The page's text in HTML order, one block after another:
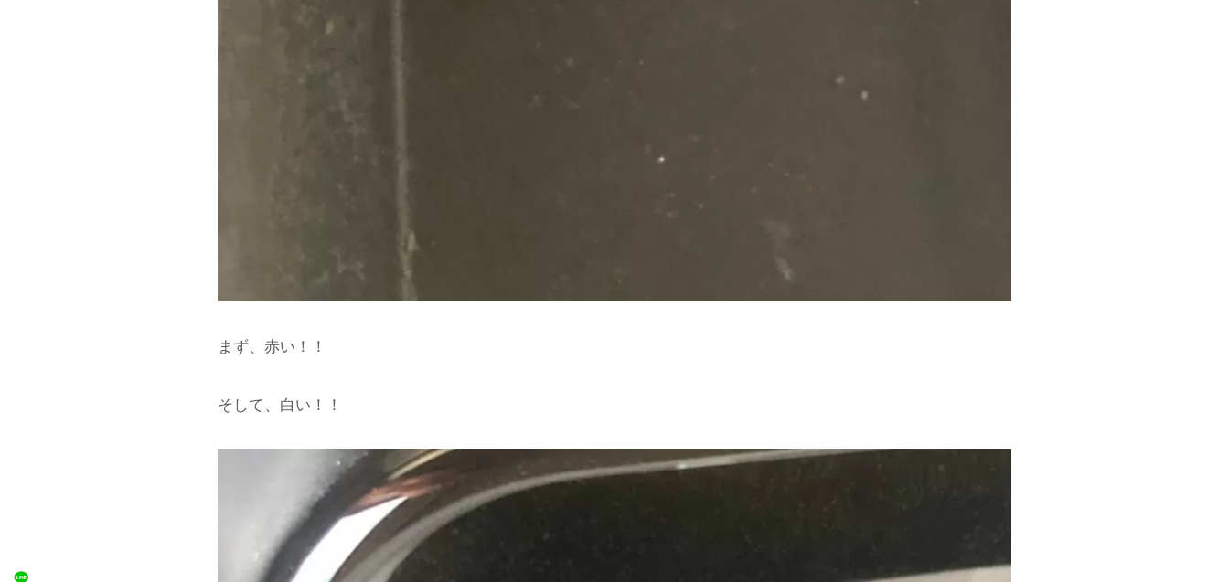
まず、赤い！！
そして、白い！！